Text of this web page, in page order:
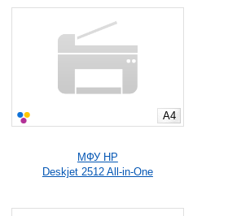
A4
МФУ HP
Deskjet 2512 All-in-One